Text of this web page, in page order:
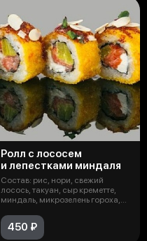
Ролл с лососем
и лепестками миндаля
Состав: рис, нори, свежий
лосось, такуан, сыр креметте,
миндаль, микрозелень гороха,
450 ₽